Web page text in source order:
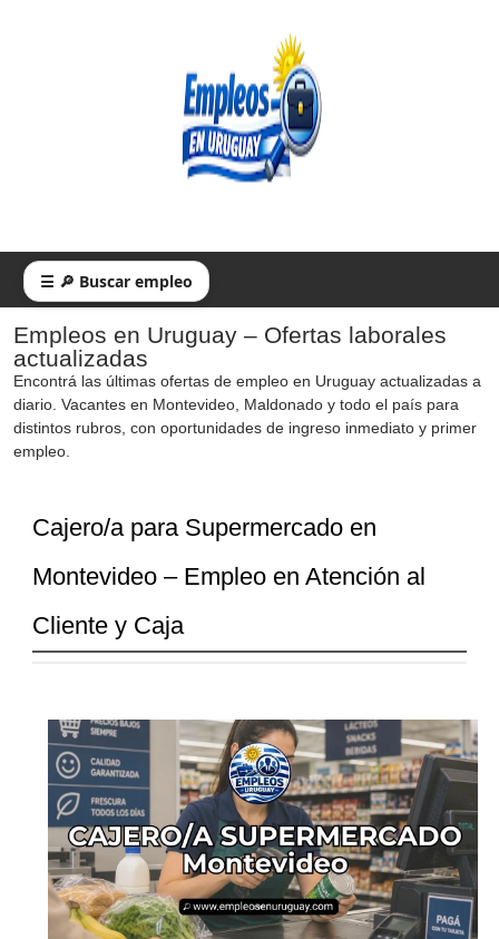
☰ 🔎 Buscar empleo
Empleos en Uruguay – Ofertas laborales
actualizadas
Encontrá las últimas ofertas de empleo en Uruguay actualizadas a
diario. Vacantes en Montevideo, Maldonado y todo el país para
distintos rubros, con oportunidades de ingreso inmediato y primer
empleo.
Cajero/a para Supermercado en
Montevideo – Empleo en Atención al
Cliente y Caja